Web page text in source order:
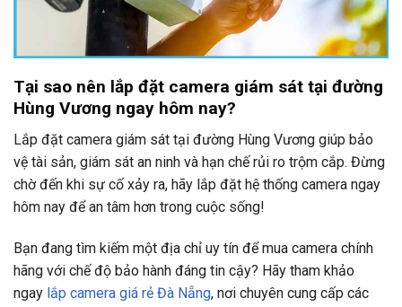
Tại sao nên lắp đặt camera giám sát tại đường
Hùng Vương ngay hôm nay?
Lắp đặt camera giám sát tại đường Hùng Vương giúp bảo
vệ tài sản, giám sát an ninh và hạn chế rủi ro trộm cắp. Đừng
chờ đến khi sự cố xảy ra, hãy lắp đặt hệ thống camera ngay
hôm nay để an tâm hơn trong cuộc sống!
Bạn đang tìm kiếm một địa chỉ uy tín để mua camera chính
hãng với chế độ bảo hành đáng tin cậy? Hãy tham khảo
ngay lắp camera giá rẻ Đà Nẵng, nơi chuyên cung cấp các